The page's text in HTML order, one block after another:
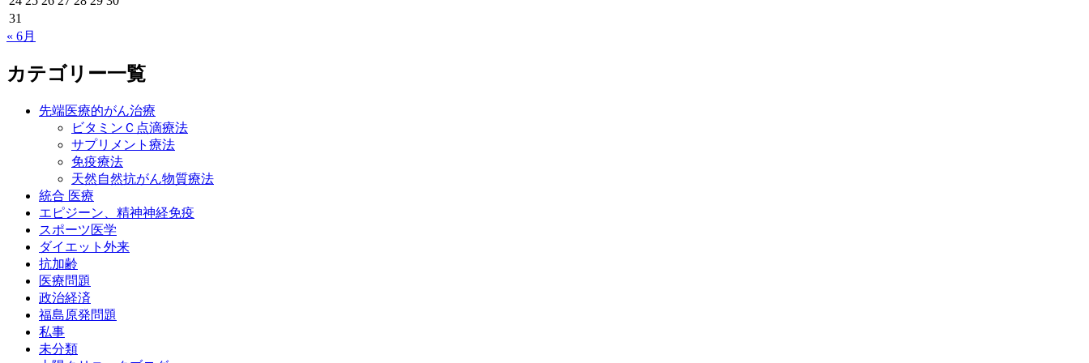
31
« 6月
カテゴリー一覧
先端医療的がん治療
ビタミンＣ点滴療法
サプリメント療法
免疫療法
天然自然抗がん物質療法
統合 医療
エピジーン、精神神経免疫
スポーツ医学
ダイエット外来
抗加齢
医療問題
政治経済
福島原発問題
私事
未分類